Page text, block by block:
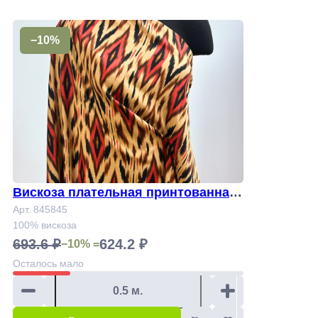
−10%
Вискоза плательная принтованная
Арт. 845845
Арт. 845845
100% вискоза
693.6 ₽−10% =624.2 ₽
Осталось мало